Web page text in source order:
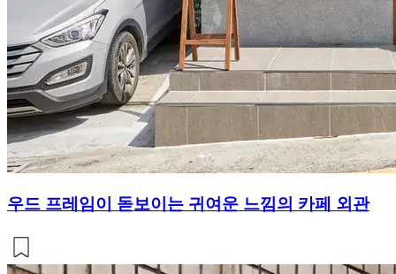
우드 프레임이 돋보이는 귀여운 느낌의 카페 외관